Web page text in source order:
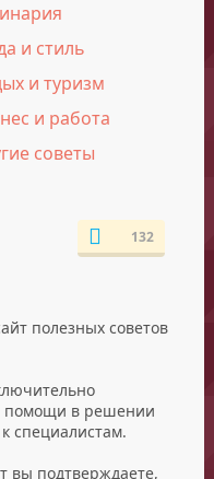
и стиль
и туризм
и работа
советы
132
полезных советов
помощи в решении
специалистам.
вы подтверждаете,